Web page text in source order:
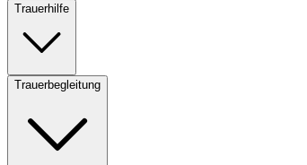
Trauerhilfe
Trauerbegleitung